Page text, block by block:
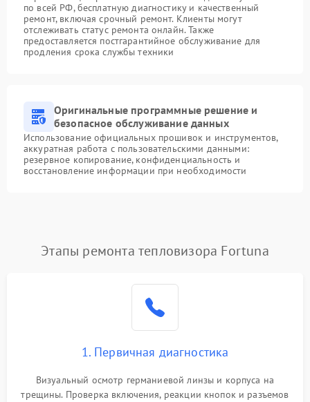
по всей РФ, бесплатную диагностику и качественный
ремонт, включая срочный ремонт. Клиенты могут
отслеживать статус ремонта онлайн. Также
предоставляется постгарантийное обслуживание для
продления срока службы техники
Оригинальные программные решение и
безопасное обслуживание данных
Использование официальных прошивок и инструментов,
аккуратная работа с пользовательскими данными:
резервное копирование, конфиденциальность и
восстановление информации при необходимости
Этапы ремонта тепловизора Fortuna
1. Первичная диагностика
Визуальный осмотр германиевой линзы и корпуса на
трещины. Проверка включения, реакции кнопок и разъемов